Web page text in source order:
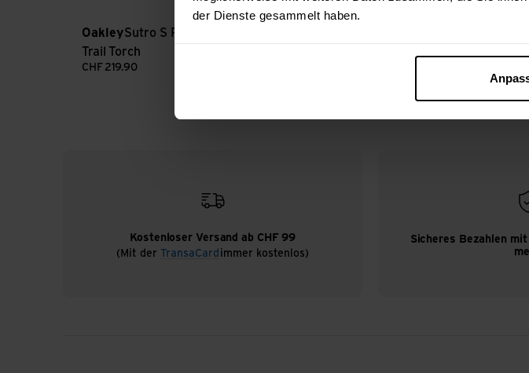
der Dienste gesammelt haben.
OakleySutro S Prizm
Trail Torch
CHF 219.90
Kostenloser Versand ab CHF 99
(Mit der TransaCard immer kostenlos)
Sicheres Bezahlen